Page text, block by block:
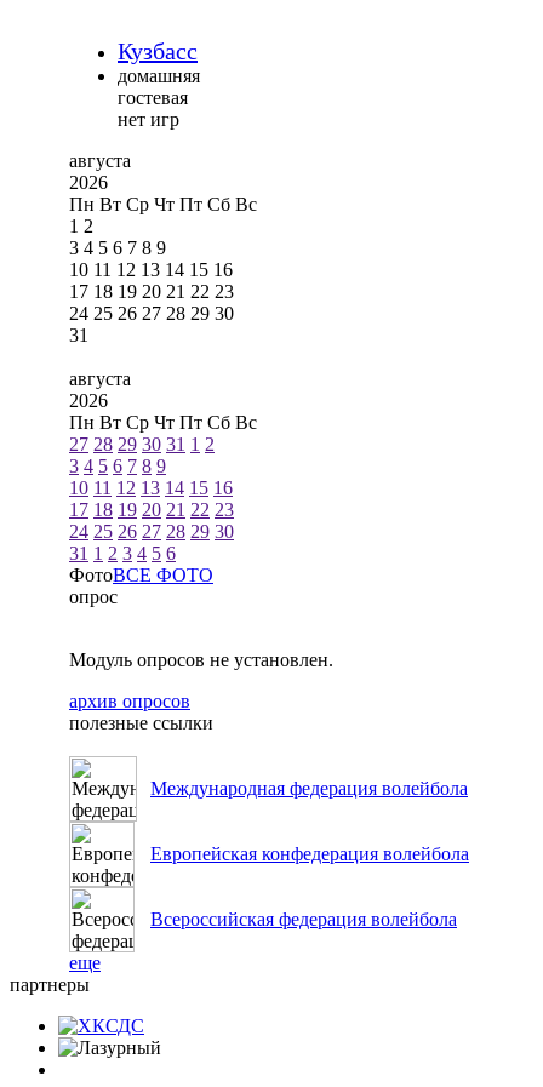
Кузбасс
домашняя
гостевая
нет игр
августа
2026
Пн Вт Ср Чт Пт Сб Вс
1 2
3 4 5 6 7 8 9
10 11 12 13 14 15 16
17 18 19 20 21 22 23
24 25 26 27 28 29 30
31
августа
2026
Пн Вт Ср Чт Пт Сб Вс
27 28 29 30 31 1 2
3 4 5 6 7 8 9
10 11 12 13 14 15 16
17 18 19 20 21 22 23
24 25 26 27 28 29 30
31 1 2 3 4 5 6
ФотоВСЕ ФОТО
опрос
Модуль опросов не установлен.
архив опросов
полезные ссылки
Международная федерация волейбола
Европейская конфедерация волейбола
Всероссийская федерация волейбола
еще
партнеры